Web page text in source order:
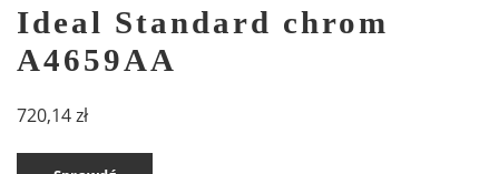
Ideal Standard chrom
A4659AA
720,14zł